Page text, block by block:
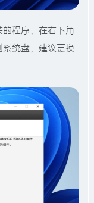
程序，在右下角
统盘，建议更换